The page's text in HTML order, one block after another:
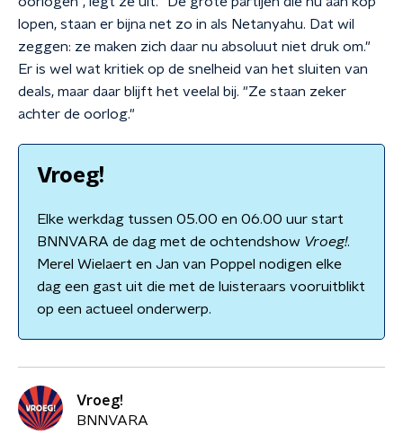
lopen, staan er bijna net zo in als Netanyahu. Dat wil
zeggen: ze maken zich daar nu absoluut niet druk om."
Er is wel wat kritiek op de snelheid van het sluiten van
deals, maar daar blijft het veelal bij. "Ze staan zeker
achter de oorlog."
Vroeg!
Elke werkdag tussen 05.00 en 06.00 uur start
BNNVARA de dag met de ochtendshow Vroeg!.
Merel Wielaert en Jan van Poppel nodigen elke
dag een gast uit die met de luisteraars vooruitblikt
op een actueel onderwerp.
Vroeg!
BNNVARA